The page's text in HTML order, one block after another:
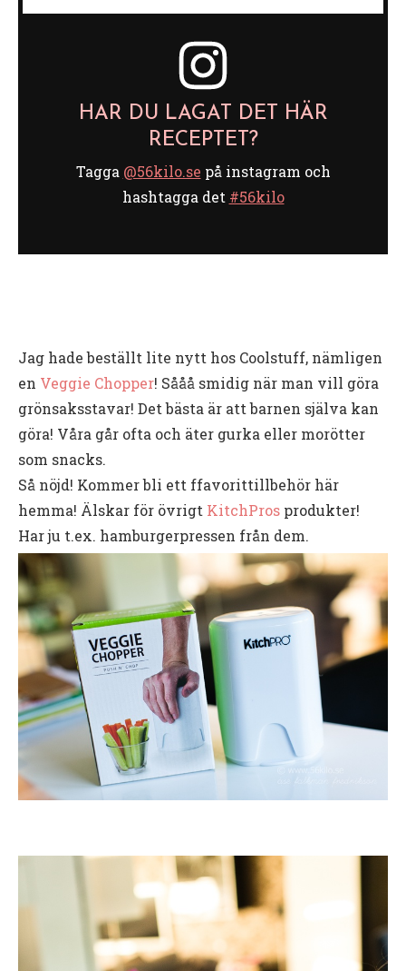
HAR DU LAGAT DET HÄR
RECEPTET?
Tagga @56kilo.se på instagram och
hashtagga det #56kilo
Jag hade beställt lite nytt hos Coolstuff, nämligen
en Veggie Chopper! Sååå smidig när man vill göra
grönsaksstavar! Det bästa är att barnen själva kan
göra! Våra går ofta och äter gurka eller morötter
som snacks.
Så nöjd! Kommer bli ett ffavorittillbehör här
hemma! Älskar för övrigt KitchPros produkter!
Har ju t.ex. hamburgerpressen från dem.